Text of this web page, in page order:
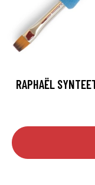
RAPHAËL